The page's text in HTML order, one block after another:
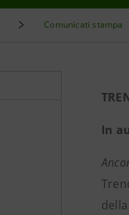
Comunicati stampa
In